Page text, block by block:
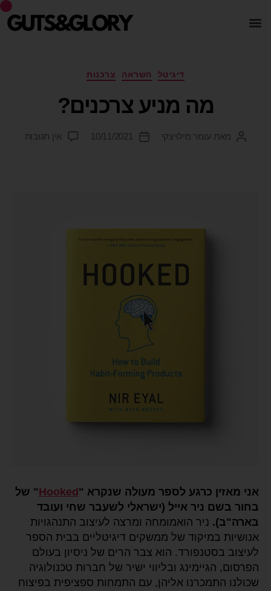
דיגיטל השראה צרכנות
מה מניע צרכנים?
מאת עומר מילויצקי 10/11/2021 אין תגובות
אני מאזין כרגע לספר מעולה שנקרא " Hooked" של
בחור בשם ניר אייל (ישראלי לשעבר שחי ועובד
בארה"ב). ניר הואמומחה ומרצה לעיצוב התנהגויות
אנושיות במיקוד של ממשקים דיגיטליים בבית הספר
לעיצוב בסטנפורד. הוא צבר הרים של ניסיון בעולם
הפרסום, הגיימינג ובליווי ישיר של חברות טכנולוגיה
שכולנו התמכרנו אליהן, עם התמחות ספציפית בפיצוח